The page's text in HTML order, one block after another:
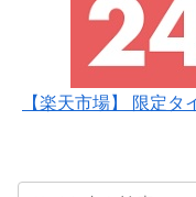
【楽天市場】 限定